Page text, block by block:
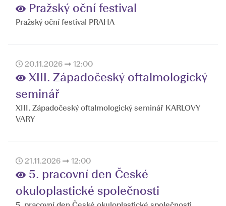
Pražský oční festival
Pražský oční festival PRAHA
20.11.2026 12:00
XIII. Západočeský oftalmologický
seminář
XIII. Západočeský oftalmologický seminář KARLOVY
VARY
21.11.2026 12:00
5. pracovní den České
okuloplastické společnosti